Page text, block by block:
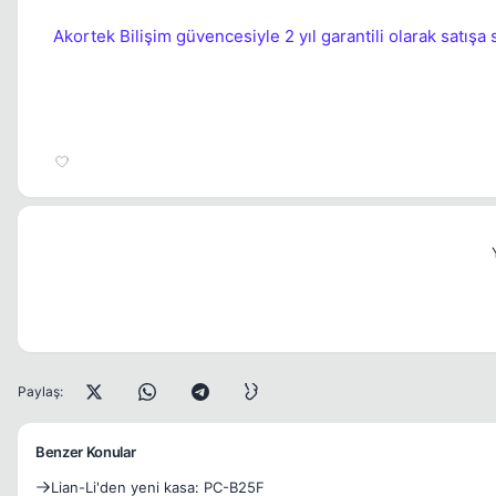
Akortek Bilişim güvencesiyle 2 yıl garantili olarak satışa
Paylaş:
Benzer Konular
Lian-Li'den yeni kasa: PC-B25F